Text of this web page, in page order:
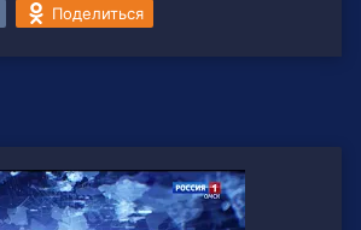
Поделиться